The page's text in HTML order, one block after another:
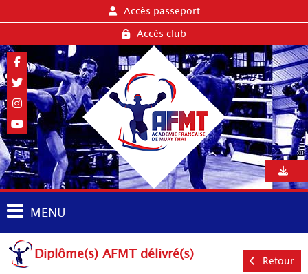
Accès passeport
Accès club
MENU
Diplôme(s) AFMT délivré(s) Retour